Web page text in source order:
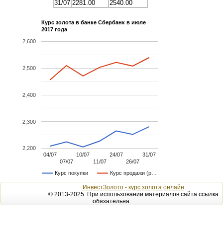
31/07 2281.00 2540.00
Курс золота в банке Сбербанк в июле
2017 года
Курс покупки Курс продажи (р…
04/07
07/07
10/07
11/07
24/07
26/07
31/07
2,200
2,300
2,400
2,500
2,600
ИнвестЗолото - курс золота онлайн
© 2013-2025. При использовании материалов сайта ссылка
обязательна.